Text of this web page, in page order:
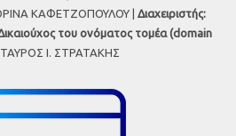
ΚΑΦΕΤΖΟΠΟΥΛΟΥ | Διαχειριστής:
του ονόματος τομέα (domain
Ι. ΣΤΡΑΤΑΚΗΣ